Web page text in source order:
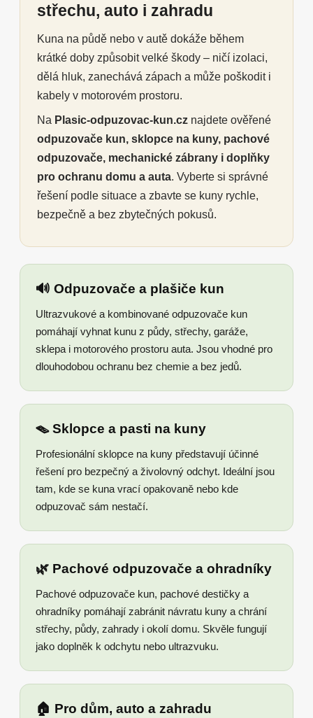
střechu, auto i zahradu
Kuna na půdě nebo v autě dokáže během
krátké doby způsobit velké škody – ničí izolaci,
dělá hluk, zanechává zápach a může poškodit i
kabely v motorovém prostoru.
Na Plasic-odpuzovac-kun.cz najdete ověřené
odpuzovače kun, sklopce na kuny, pachové
odpuzovače, mechanické zábrany i doplňky
pro ochranu domu a auta. Vyberte si správné
řešení podle situace a zbavte se kuny rychle,
bezpečně a bez zbytečných pokusů.
🔊 Odpuzovače a plašiče kun
Ultrazvukové a kombinované odpuzovače kun
pomáhají vyhnat kunu z půdy, střechy, garáže,
sklepa i motorového prostoru auta. Jsou vhodné pro
dlouhodobou ochranu bez chemie a bez jedů.
🪤 Sklopce a pasti na kuny
Profesionální sklopce na kuny představují účinné
řešení pro bezpečný a živolovný odchyt. Ideální jsou
tam, kde se kuna vrací opakovaně nebo kde
odpuzovač sám nestačí.
🌿 Pachové odpuzovače a ohradníky
Pachové odpuzovače kun, pachové destičky a
ohradníky pomáhají zabránit návratu kuny a chrání
střechy, půdy, zahrady i okolí domu. Skvěle fungují
jako doplněk k odchytu nebo ultrazvuku.
🏠 Pro dům, auto a zahradu